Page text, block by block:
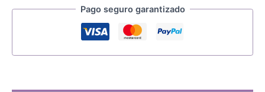
Pago seguro garantizado